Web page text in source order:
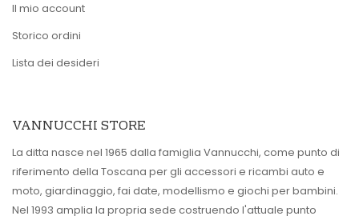
Il mio account
Storico ordini
Lista dei desideri
VANNUCCHI STORE
La ditta nasce nel 1965 dalla famiglia Vannucchi, come punto di
riferimento della Toscana per gli accessori e ricambi auto e
moto, giardinaggio, fai date, modellismo e giochi per bambini.
Nel 1993 amplia la propria sede costruendo l'attuale punto